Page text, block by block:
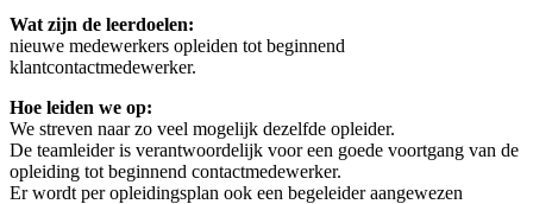
Wat zijn de leerdoelen:
nieuwe medewerkers opleiden tot beginnend
klantcontactmedewerker.
Hoe leiden we op:
We streven naar zo veel mogelijk dezelfde opleider.
De teamleider is verantwoordelijk voor een goede voortgang van de
opleiding tot beginnend contactmedewerker.
Er wordt per opleidingsplan ook een begeleider aangewezen